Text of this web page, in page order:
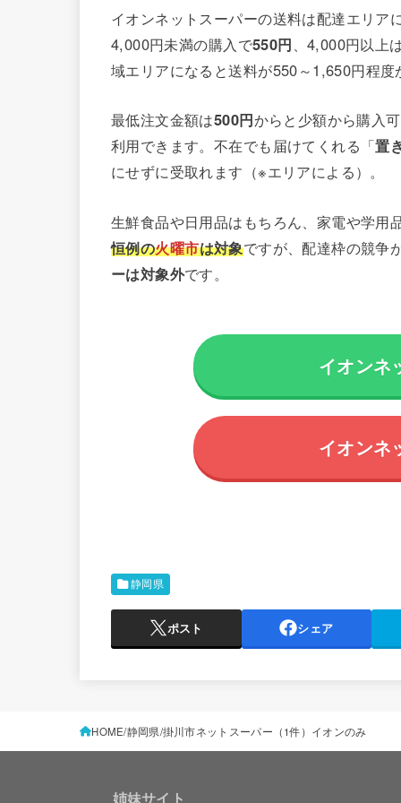
イオンネットスーパーの送料は配達エリア
4,000円未満の購入で550円、4,000円以上
域エリアになると送料が550～1,650円程
最低注文金額は500円からと少額から購入
利用できます。不在でも届けてくれる「置
にせずに受取れます（※エリアによる）。
生鮮食品や日用品はもちろん、家電や学用
恒例の火曜市は対象ですが、配達枠の競争
ーは対象外です。
イオンネ
イオンネ
静岡県
ポスト シェア
HOME 静岡県 掛川市ネットスーパー（1件）イオンのみ
姉妹サイト